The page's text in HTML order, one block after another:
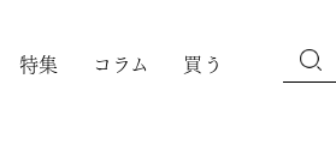
特集 コラム 買う